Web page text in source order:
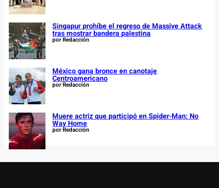
Singapur prohíbe el regreso de Massive Attack
tras mostrar bandera palestina
por Redacción
México gana bronce en canotaje
Centroamericano
por Redacción
Muere actriz que participó en Spider-Man: No
Way Home
por Redacción